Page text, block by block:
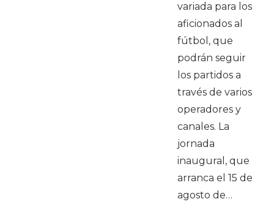
variada para los
aficionados al
fútbol, que
podrán seguir
los partidos a
través de varios
operadores y
canales. La
jornada
inaugural, que
arranca el 15 de
agosto de…